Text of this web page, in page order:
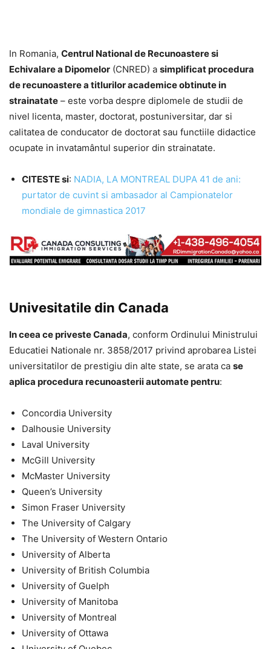
In Romania, Centrul National de Recunoastere si
Echivalare a Dipomelor (CNRED) a simplificat procedura
de recunoastere a titlurilor academice obtinute in
strainatate – este vorba despre diplomele de studii de
nivel licenta, master, doctorat, postuniversitar, dar si
calitatea de conducator de doctorat sau functiile didactice
ocupate in invatamântul superior din strainatate.
CITESTE si: NADIA, LA MONTREAL DUPA 41 de ani:
purtator de cuvint si ambasador al Campionatelor
mondiale de gimnastica 2017
Univesitatile din Canada
In ceea ce priveste Canada, conform Ordinului Ministrului
Educatiei Nationale nr. 3858/2017 privind aprobarea Listei
universitatilor de prestigiu din alte state, se arata ca se
aplica procedura recunoasterii automate pentru:
Concordia University
Dalhousie University
Laval University
McGill University
McMaster University
Queen’s University
Simon Fraser University
The University of Calgary
The University of Western Ontario
University of Alberta
University of British Columbia
University of Guelph
University of Manitoba
University of Montreal
University of Ottawa